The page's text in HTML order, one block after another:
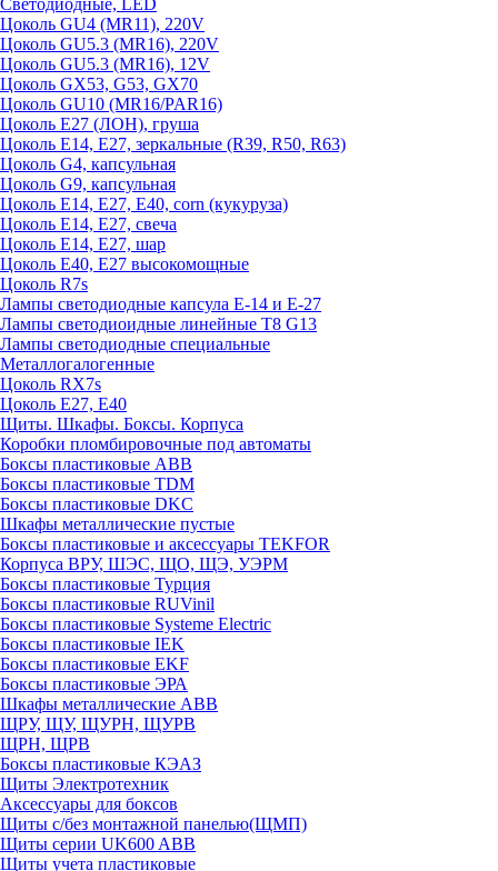
Светодиодные, LED
Цоколь GU4 (MR11), 220V
Цоколь GU5.3 (MR16), 220V
Цоколь GU5.3 (MR16), 12V
Цоколь GX53, G53, GX70
Цоколь GU10 (MR16/PAR16)
Цоколь Е27 (ЛОН), груша
Цоколь Е14, Е27, зеркальные (R39, R50, R63)
Цоколь G4, капсульная
Цоколь G9, капсульная
Цоколь Е14, Е27, Е40, corn (кукуруза)
Цоколь Е14, Е27, свеча
Цоколь Е14, Е27, шар
Цоколь Е40, Е27 высокомощные
Цоколь R7s
Лампы светодиодные капсула Е-14 и Е-27
Лампы светодиоидные линейные T8 G13
Лампы светодиодные специальные
Металлогалогенные
Цоколь RX7s
Цоколь Е27, E40
Щиты. Шкафы. Боксы. Корпуса
Коробки пломбировочные под автоматы
Боксы пластиковые ABB
Боксы пластиковые TDM
Боксы пластиковые DKC
Шкафы металлические пустые
Боксы пластиковые и аксессуары TEKFOR
Корпуса ВРУ, ШЭС, ЩО, ЩЭ, УЭРМ
Боксы пластиковые Турция
Боксы пластиковые RUVinil
Боксы пластиковые Systeme Electric
Боксы пластиковые IEK
Боксы пластиковые EKF
Боксы пластиковые ЭРА
Шкафы металлические ABB
ЩРУ, ЩУ, ЩУРН, ЩУРВ
ЩРН, ЩРВ
Боксы пластиковые КЭАЗ
Щиты Электротехник
Аксессуары для боксов
Щиты с/без монтажной панелью(ЩМП)
Щиты серии UK600 ABB
Щиты учета пластиковые